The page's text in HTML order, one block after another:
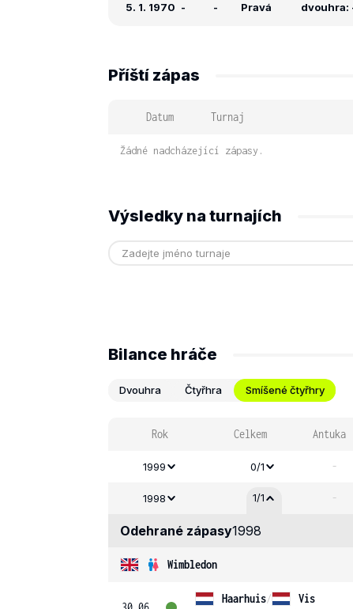
5. 1. 1970 -
-
Pravá
dvouhra:
Příští zápas
Datum Turnaj
Žádné nadcházející zápasy.
Výsledky na turnajích
Bilance hráče
Dvouhra Čtyřhra Smíšené čtyřhry
Rok Celkem Antuka
1999 0/1 -
1998 1/1 -
Odehrané zápasy1998
Wimbledon
Haarhuis/
Vis